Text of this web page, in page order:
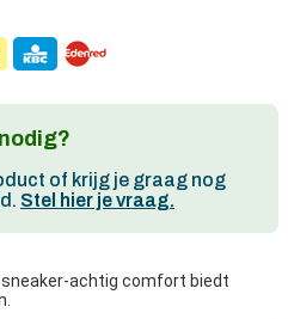
of krijg je graag nog
Stel hier je vraag.
achtig comfort biedt
in België vanaf €100